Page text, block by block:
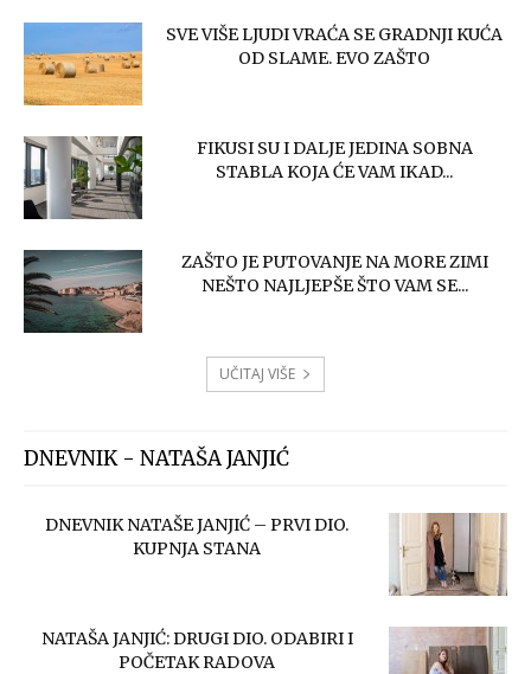
SVE VIŠE LJUDI VRAĆA SE GRADNJI KUĆA
OD SLAME. EVO ZAŠTO
FIKUSI SU I DALJE JEDINA SOBNA
STABLA KOJA ĆE VAM IKAD...
ZAŠTO JE PUTOVANJE NA MORE ZIMI
NEŠTO NAJLJEPŠE ŠTO VAM SE...
UČITAJ VIŠE
DNEVNIK - NATAŠA JANJIĆ
DNEVNIK NATAŠE JANJIĆ – PRVI DIO.
KUPNJA STANA
NATAŠA JANJIĆ: DRUGI DIO. ODABIRI I
POČETAK RADOVA